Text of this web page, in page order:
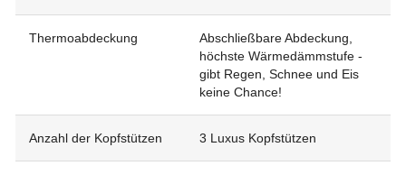
Thermoabdeckung
Abschließbare Abdeckung,
höchste Wärmedämmstufe -
gibt Regen, Schnee und Eis
keine Chance!
Anzahl der Kopfstützen 3 Luxus Kopfstützen